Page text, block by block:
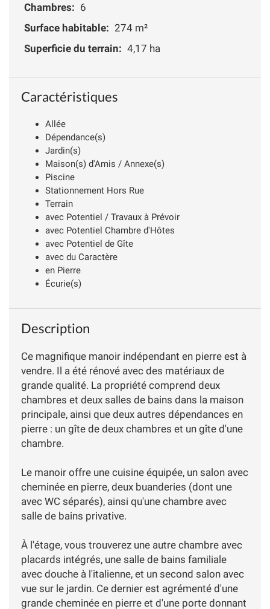
Chambres: 6
Surface habitable: 274 m²
Superficie du terrain: 4,17 ha
Caractéristiques
Allée
Dépendance(s)
Jardin(s)
Maison(s) d'Amis / Annexe(s)
Piscine
Stationnement Hors Rue
Terrain
avec Potentiel / Travaux à Prévoir
avec Potentiel Chambre d'Hôtes
avec Potentiel de Gîte
avec du Caractère
en Pierre
Écurie(s)
Description
Ce magnifique manoir indépendant en pierre est à
vendre. Il a été rénové avec des matériaux de
grande qualité. La propriété comprend deux
chambres et deux salles de bains dans la maison
principale, ainsi que deux autres dépendances en
pierre : un gîte de deux chambres et un gîte d'une
chambre.
Le manoir offre une cuisine équipée, un salon avec
cheminée en pierre, deux buanderies (dont une
avec WC séparés), ainsi qu'une chambre avec
salle de bains privative.
À l'étage, vous trouverez une autre chambre avec
placards intégrés, une salle de bains familiale
avec douche à l'italienne, et un second salon avec
vue sur le jardin. Ce dernier est agrémenté d'une
grande cheminée en pierre et d'une porte donnant